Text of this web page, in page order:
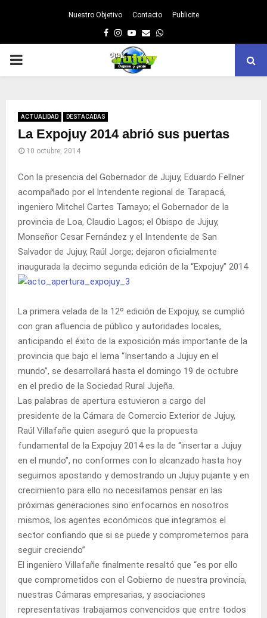
Nuestro Objetivo Contacto Publicite
Facebook
Instagram
Youtube
EmailWhatsapp
PRIMARY
ACTUALIDAD DESTACADAS
La Expojuy 2014 abrió sus puertas
10 octubre, 2014
Con la presencia del Gobernador de Jujuy, Eduardo Fellner
acompañado por el Intendente regional de Tarapacá,
ingeniero Mitchel Cartes Tamayo; el Gobernador de la
provincia de Loa, Claudio Lagos; el Obispo de Jujuy,
Monseñor Cesar Fernández y el Intendente de San
Salvador de Jujuy, Raúl Jorge; dejaron oficialmente
inaugurada la decimo segunda edición de la “Expojuy” 2014
La primera velada de la 12º edición de Expojuy, se cumplió
con gran afluencia de público y autoridades locales,
anticipando el éxito de la exposición más importante de la
provincia que bajo el lema “Insertando a Jujuy en el
mundo”, se desarrollará hasta el domingo 19 de octubre
en el predio de la Sociedad Rural Jujeña.
Las palabras de apertura estuvieron a cargo del
presidente de la Cámara de Comercio Exterior de Jujuy,
Raúl Villafañe quien aseguró que la propuesta
fundamental de la Expojuy 2014 es la de “insertar a Jujuy
en el mundo”, no conformes con lo alcanzado hasta hoy
seguimos apostando y demostrando un Jujuy pujante y en
crecimiento para ello no necesitamos pensar en las
próximas generaciones sino enfocarnos en nosotros
mismos, los agentes económicos que integramos el
sector confiando que si se puede y comprometernos para
seguir creciendo”
El ingeniero Villafañe finalmente resaltó que “es por ello
que comprometidos con el Gobierno de nuestra provincia,
nuestras Cámaras empresarias, y asociaciones
representativas trabajamos convencidos que entre todos